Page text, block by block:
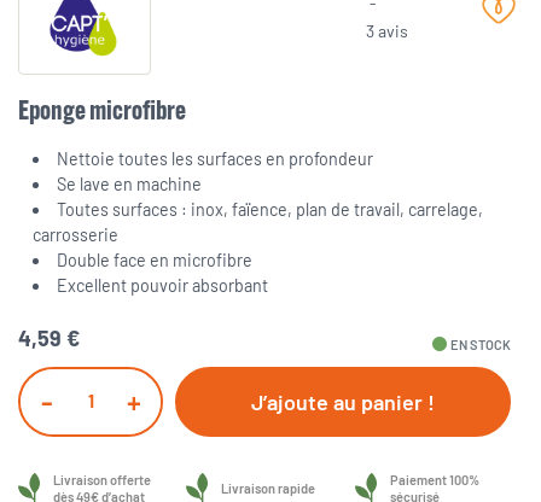
3avis
Eponge microfibre
Nettoie toutes les surfaces en profondeur
Se lave en machine
Toutes surfaces : inox, faïence, plan de travail, carrelage,
carrosserie
Double face en microfibre
Excellent pouvoir absorbant
4,59 € fiber_manual_record EN STOCK
- + J’ajoute au panier !
Livraison offerte
dès 49€ d’achat
Livraison rapide
Paiement 100%
sécurisé